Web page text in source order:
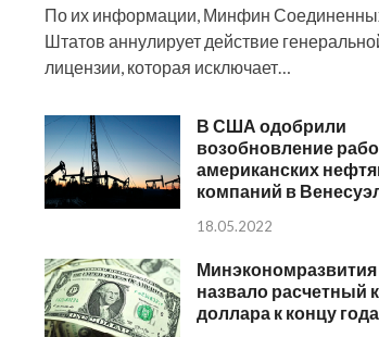
По их информации, Минфин
Штатов аннулирует действие
лицензии, которая исключает…
В США одобрили
возобновление
американских
компаний в
18.05.2022
Минэкономразвития
назвало расчетный
доллара к концу года